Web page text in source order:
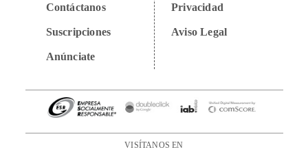
Contáctanos
Suscripciones
Anúnciate
Privacidad
Aviso Legal
VISÍTANOS EN